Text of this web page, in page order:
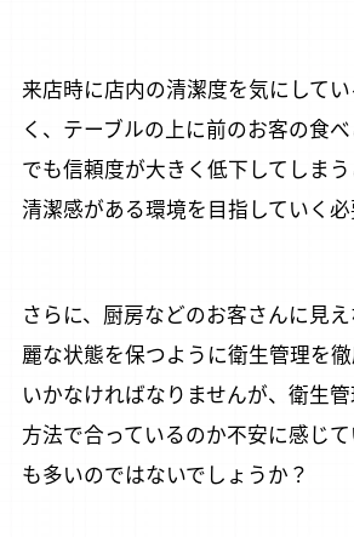
来店時に店内の清潔度を気にして
く、テーブルの上に前のお客の食
でも信頼度が大きく低下してしま
清潔感がある環境を目指していく必
さらに、厨房などのお客さんに見
麗な状態を保つように衛生管理を
いかなければなりませんが、衛生
方法で合っているのか不安に感じ
も多いのではないでしょうか？